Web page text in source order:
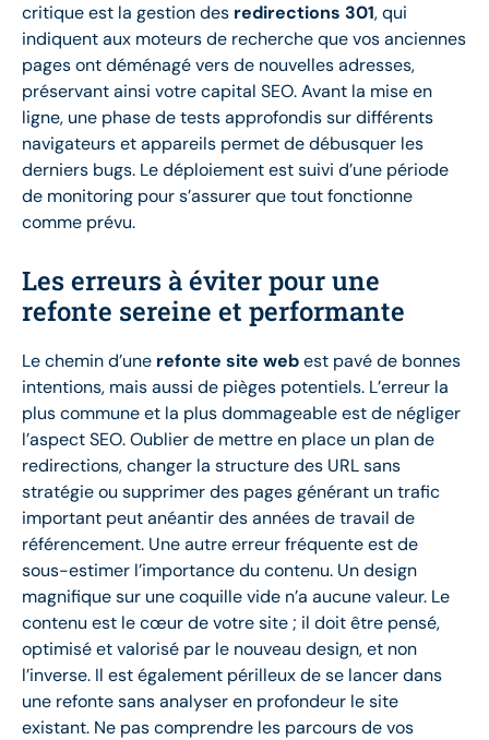
critique est la gestion des redirections 301, qui
indiquent aux moteurs de recherche que vos anciennes
pages ont déménagé vers de nouvelles adresses,
préservant ainsi votre capital SEO. Avant la mise en
ligne, une phase de tests approfondis sur différents
navigateurs et appareils permet de débusquer les
derniers bugs. Le déploiement est suivi d’une période
de monitoring pour s’assurer que tout fonctionne
comme prévu.
Les erreurs à éviter pour une
refonte sereine et performante
Le chemin d’une refonte site webest pavé de bonnes
intentions, mais aussi de pièges potentiels. L’erreur la
plus commune et la plus dommageable est de négliger
l’aspect SEO. Oublier de mettre en place un plan de
redirections, changer la structure des URL sans
stratégie ou supprimer des pages générant un trafic
important peut anéantir des années de travail de
référencement. Une autre erreur fréquente est de
sous-estimer l’importance du contenu. Un design
magnifique sur une coquille vide n’a aucune valeur. Le
contenu est le cœur de votre site ; il doit être pensé,
optimisé et valorisé par le nouveau design, et non
l’inverse. Il est également périlleux de se lancer dans
une refonte sans analyser en profondeur le site
existant. Ne pas comprendre les parcours de vos